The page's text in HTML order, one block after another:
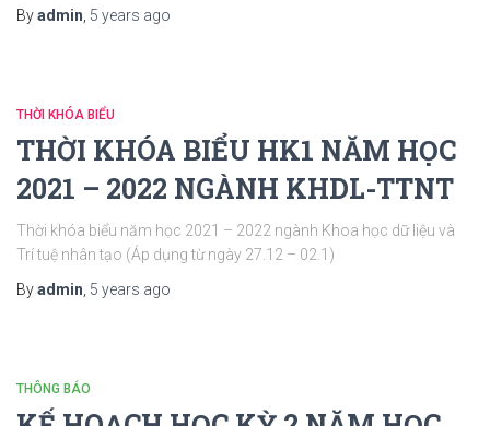
Byadmin 5 years ago
THỜI KHÓA BIỂU
THỜI KHÓA BIỂU HK1 NĂM HỌC
2021 – 2022 NGÀNH KHDL-TTNT
Thời khóa biểu năm học 2021 – 2022 ngành Khoa học dữ liệu và
Trí tuệ nhân tạo (Áp dụng từ ngày 27.12 – 02.1)
Byadmin 5 years ago
THÔNG BÁO